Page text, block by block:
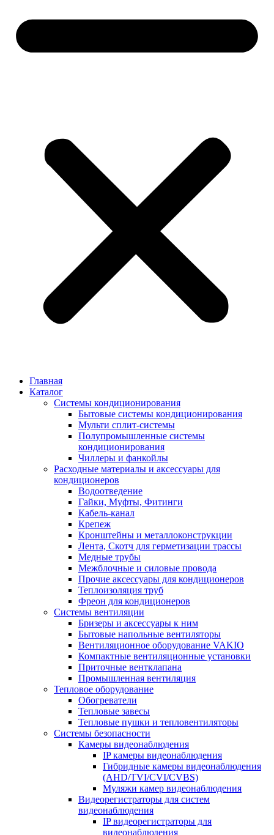
Главная
Каталог
Системы кондиционирования
Бытовые системы кондиционирования
Мульти сплит-системы
Полупромышленные системы
кондиционирования
Чиллеры и фанкойлы
Расходные материалы и аксессуары для
кондиционеров
Водоотведение
Гайки, Муфты, Фитинги
Кабель-канал
Крепеж
Кронштейны и металлоконструкции
Лента, Скотч для герметизации трассы
Медные трубы
Межблочные и силовые провода
Прочие аксессуары для кондиционеров
Теплоизоляция труб
Фреон для кондиционеров
Системы вентиляции
Бризеры и аксессуары к ним
Бытовые напольные вентиляторы
Вентиляционное оборудование VAKIO
Компактные вентиляционные установки
Приточные вентклапана
Промышленная вентиляция
Тепловое оборудование
Обогреватели
Тепловые завесы
Тепловые пушки и тепловентиляторы
Системы безопасности
Камеры видеонаблюдения
IP камеры видеонаблюдения
Гибридные камеры видеонаблюдения
(AHD/TVI/CVI/CVBS)
Муляжи камер видеонаблюдения
Видеорегистраторы для систем
видеонаблюдения
IP видеорегистраторы для
видеонаблюдения